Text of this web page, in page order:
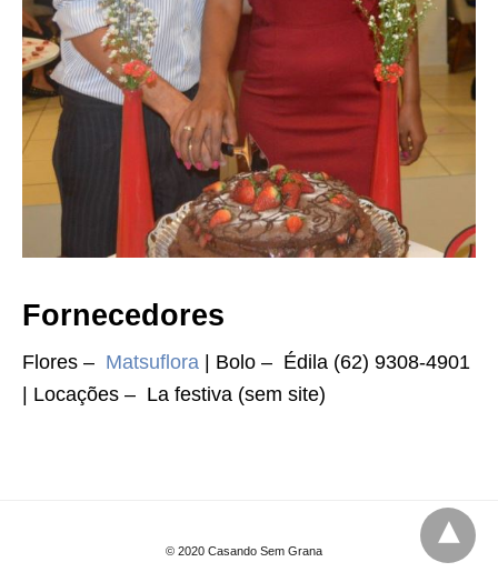
Fornecedores
Flores – Matsuflora | Bolo – Édila (62) 9308-4901
| Locações – La festiva (sem site)
© 2020 Casando Sem Grana